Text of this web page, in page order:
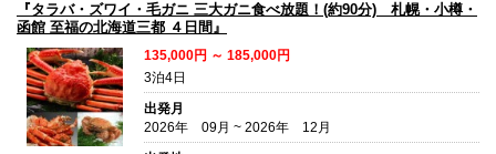
『タラバ・ズワイ・毛ガニ 三大ガニ食べ放題！(約90分) 札幌・小樽・
函館 至福の北海道三都 ４日間』
135,000円 ～ 185,000円
3泊4日
出発月
2026年 09月 ~ 2026年 12月